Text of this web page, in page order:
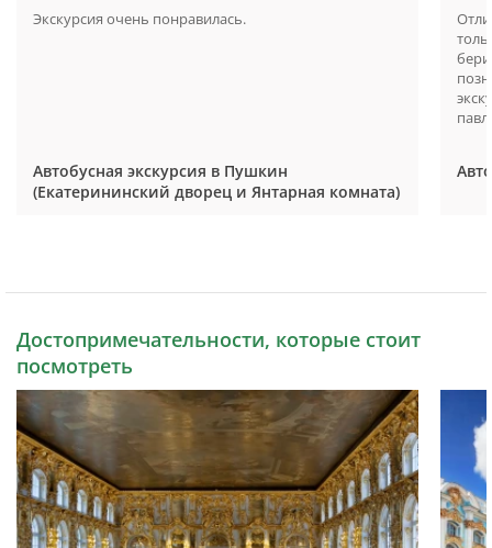
Экскурсия очень понравилась.
Автобусная экскурсия в Пушкин
(Екатерининский дворец и Янтарная комната)
Достопримечательности, которые стоит
посмотреть